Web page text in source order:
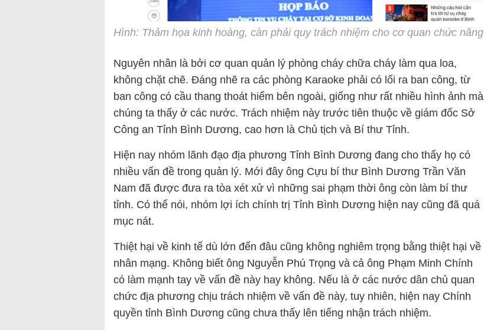
Hình: Thảm họa kinh hoàng, càn phải quy trách nhiệm cho cơ quan chức năng
Nguyên nhân là bởi cơ quan quản lý phòng cháy chữa cháy làm qua loa,
không chặt chẽ. Đáng nhẽ ra các phòng Karaoke phải có lối ra ban công, từ
ban công có cầu thang thoát hiểm bên ngoài, giống như rất nhiều hình ảnh mà
chúng ta thấy ở các nước. Trách nhiệm này trước tiên thuộc về giám đốc Sở
Công an Tỉnh Bình Dương, cao hơn là Chủ tịch và Bí thư Tỉnh.
Hiện nay nhóm lãnh đạo địa phương Tỉnh Bình Dương đang cho thấy họ có
nhiều vấn đề trong quản lý. Mới đây ông Cựu bí thư Bình Dương Trần Văn
Nam đã được đưa ra tòa xét xử vì những sai phạm thời ông còn làm bí thư
tỉnh. Có thể nói, nhóm lợi ích chính trị Tỉnh Bình Dương hiện nay cũng đã quá
mục nát.
Thiệt hại về kinh tế dù lớn đến đâu cũng không nghiêm trọng bằng thiệt hại về
nhân mạng. Không biết ông Nguyễn Phú Trọng và cả ông Phạm Minh Chính
có làm mạnh tay về vấn đề này hay không. Nếu là ở các nước dân chủ quan
chức địa phương chịu trách nhiệm về vấn đề này, tuy nhiên, hiện nay Chính
quyền tỉnh Bình Dương cũng chưa thấy lên tiếng nhận trách nhiệm.